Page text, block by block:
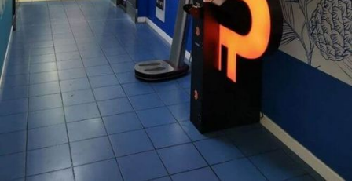
Hetmana Mazepy St, 1Б, Lviv, Lviv Oblast,
Ukraina, 79068
10:00-20:00
+380974334473
Bitcoin ATM - Купить Криптовалюту -
Shitcoins.club
Hrets'ka Square, 3/4, Odesa, Odessa Oblast,
Ukraina, 65000
8:00-23:00
+380974334473